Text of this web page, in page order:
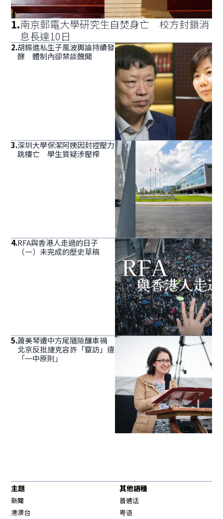
1.南京郵電大學研究生自焚身亡 校方封鎖消
息長達10日
2.胡錫進私生子風波輿論持續發
酵 體制內卻禁談醜聞
3.深圳大學保潔阿姨因封控壓力
跳樓亡 學生質疑涉壓榨
4.RFA與香港人走過的日子
（一）未完成的歷史草稿
5.蕭美琴遭中方尾隨險釀車禍
北京反批捷克容許「竄訪」違
「一中原則」
主題
新聞
港澳台
其他語種
普通话
粤语